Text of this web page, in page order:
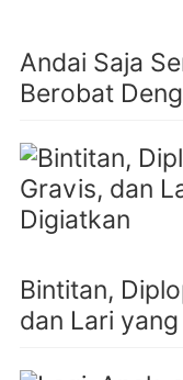
Andai Saja
Berobat
Bintitan,
dan Lari